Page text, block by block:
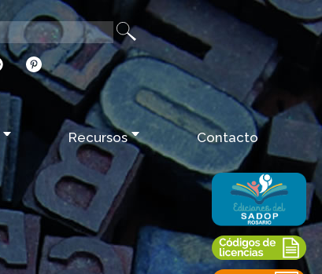
Recursos Contacto